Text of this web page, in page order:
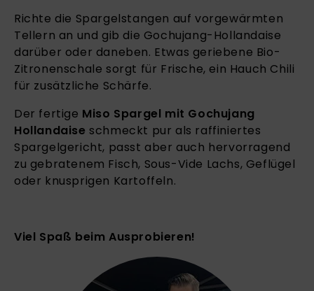
Richte die Spargelstangen auf vorgewärmten
Tellern an und gib die Gochujang-Hollandaise
darüber oder daneben. Etwas geriebene Bio-
Zitronenschale sorgt für Frische, ein Hauch Chili
für zusätzliche Schärfe.
Der fertige Miso Spargel mit Gochujang
Hollandaise schmeckt pur als raffiniertes
Spargelgericht, passt aber auch hervorragend
zu gebratenem Fisch, Sous-Vide Lachs, Geflügel
oder knusprigen Kartoffeln.
Viel Spaß beim Ausprobieren!